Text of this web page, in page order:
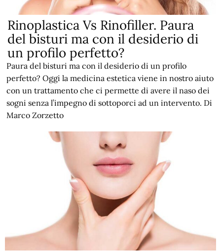
Rinoplastica Vs Rinofiller. Paura
del bisturi ma con il desiderio di
un profilo perfetto?
Paura del bisturi ma con il desiderio di un profilo
perfetto? Oggi la medicina estetica viene in nostro aiuto
con un trattamento che ci permette di avere il naso dei
sogni senza l’impegno di sottoporci ad un intervento. Di
Marco Zorzetto